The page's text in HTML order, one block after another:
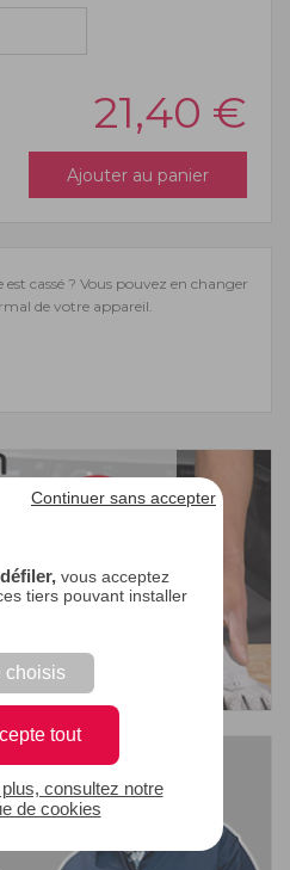
vous acceptez
tiers pouvant installer
choisis
tout
Continuer sans accepter
consultez notre
de cookies
21,40 €
Ajouter au panier
cassé ? Vous pouvez en changer
de votre appareil.